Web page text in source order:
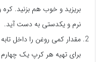
بریزید و خوب هم بزنید. کره
نرم و یکدستی به دست آید.
مقدار کمی روغن را داخل
برای تهیه هر کرپ یک چهارم